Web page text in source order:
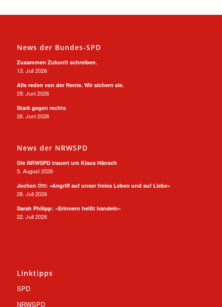
News der Bundes-SPD
Zusammen Zukunft schreiben.
13. Juli 2026
Alle reden von der Rente. Wir sichern sie.
29. Juni 2026
Stark gegen rechts
26. Juni 2026
News der NRWSPD
Die NRWSPD trauert um Klaus Hänsch
5. August 2026
Jochen Ott: »Angriff auf unser freies Leben und auf Liebe«
26. Juli 2026
Sarah Philipp: »Erinnern heißt handeln«
22. Juli 2026
Linktipps
SPD
NRWSPD